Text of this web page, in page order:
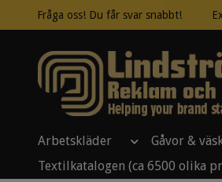
Fråga oss! Du får svar snabbt!
Arbetskläder Gåvor &
Textilkatalogen (ca 6500 olika